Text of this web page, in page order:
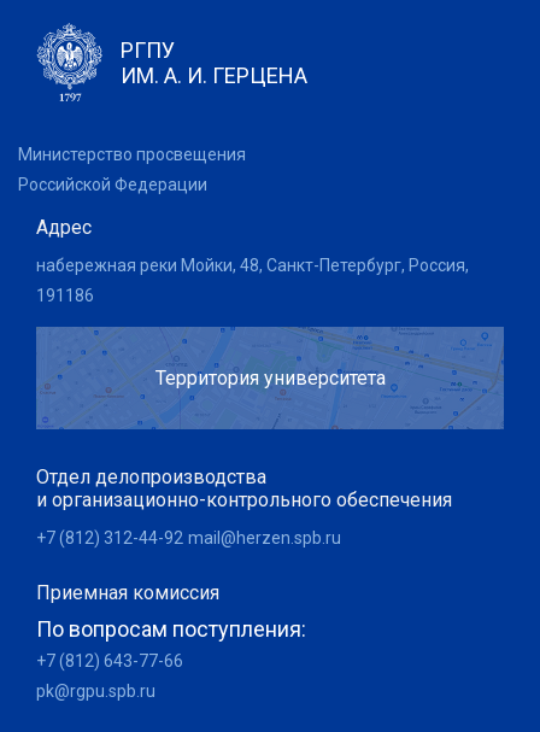
РГПУ
ИМ. А. И. ГЕРЦЕНА
Министерство просвещения
Российской Федерации
Адрес
набережная реки Мойки, 48, Санкт-Петербург, Россия,
191186
Территория университета
Отдел делопроизводства
и организационно-контрольного обеспечения
+7 (812) 312-44-92 mail@herzen.spb.ru
Приемная комиссия
По вопросам поступления:
+7 (812) 643-77-66
pk@rgpu.spb.ru